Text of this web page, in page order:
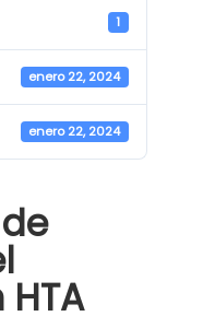
1
enero 22, 2024
enero 22, 2024